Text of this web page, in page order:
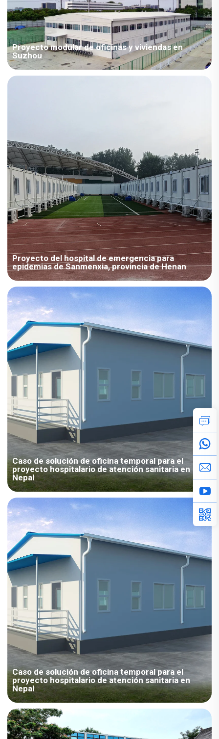
Proyecto modular de oficinas y viviendas en
Suzhou
Con una superficie de 4.500 metros cuadrados, este proyecto
modulares temporales de CDPH.
Proyecto del hospital de emergencia para
epidemias de Sanmenxia, provincia de Henan
Las viviendas modulares se fabrican de forma prefabricada en
la fábrica y pueden instalarse rápidamente y ponerse en
funcionamiento inmediatamente en el lugar, satisfaciendo
perfectamente las funciones médicas y las necesidades de
despliegue de emergencia para la prevención y control de
epidemias.
Caso de solución de oficina temporal para el
proyecto hospitalario de atención sanitaria en
Nepal
El proyecto del Hospital Médico de Nepal demuestra
plenamente la capacidad de nuestra empresa para ofrecer
soluciones temporales personalizadas y de alta calidad para
oficinas y edificios. Nuestro enfoque en la estética, la
estructura, la seguridad contra incendios y el apoyo logístico y
constructivo integral ayudó finalmente a Nepal a establecer
una instalación médica muy necesaria.
Caso de solución de oficina temporal para el
proyecto hospitalario de atención sanitaria en
Nepal
El proyecto del Hospital Médico de Nepal demuestra
plenamente la capacidad de nuestra empresa para ofrecer
soluciones temporales personalizadas y de alta calidad para